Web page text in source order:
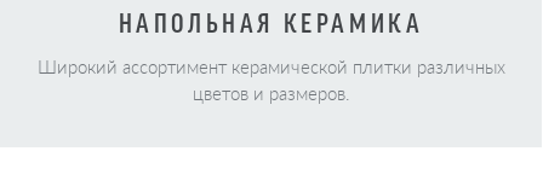
НАПОЛЬНАЯ КЕРАМИКА
Широкий ассортимент керамической плитки различных
цветов и размеров.